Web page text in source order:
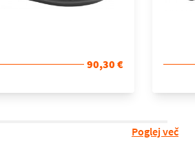
90,30 €
Poglej več